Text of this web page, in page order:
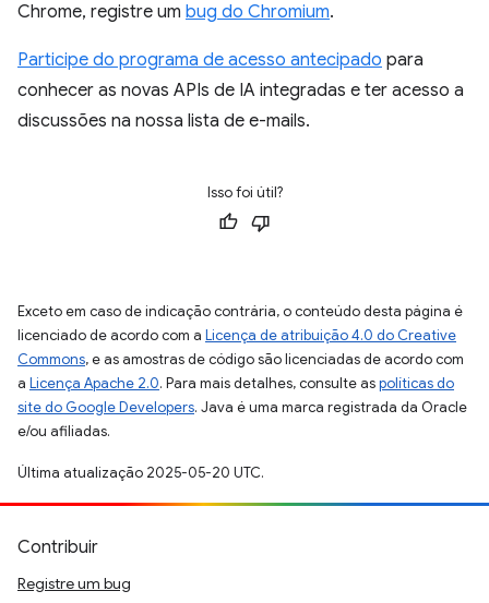
Chrome, registre um bug do Chromium.
Participe do programa de acesso antecipado para
conhecer as novas APIs de IA integradas e ter acesso a
discussões na nossa lista de e-mails.
Isso foi útil?
Exceto em caso de indicação contrária, o conteúdo desta página é
licenciado de acordo com a Licença de atribuição 4.0 do Creative
Commons, e as amostras de código são licenciadas de acordo com
a Licença Apache 2.0. Para mais detalhes, consulte aspolíticas do
site do Google Developers. Java é uma marca registrada da Oracle
e/ou afiliadas.
Última atualização 2025-05-20 UTC.
Contribuir
Registre um bug